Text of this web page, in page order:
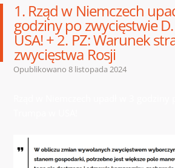
1. Rząd w Niemczech
godziny po zwycięstwie
USA! + 2. PZ: Warunek
zwycięstwa Rosji
Opublikowano 8 listopada 2024